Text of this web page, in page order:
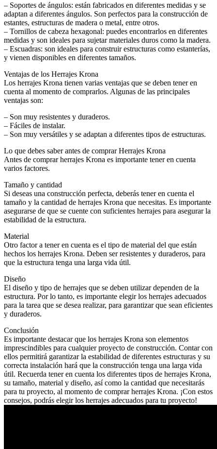
– Soportes de ángulos: están fabricados en diferentes medidas y se
adaptan a diferentes ángulos. Son perfectos para la construcción de
estantes, estructuras de madera o metal, entre otros.
– Tornillos de cabeza hexagonal: puedes encontrarlos en diferentes
medidas y son ideales para sujetar materiales duros como la madera.
– Escuadras: son ideales para construir estructuras como estanterías,
y vienen disponibles en diferentes tamaños.
Ventajas de los Herrajes Krona
Los herrajes Krona tienen varias ventajas que se deben tener en
cuenta al momento de comprarlos. Algunas de las principales
ventajas son:
– Son muy resistentes y duraderos.
– Fáciles de instalar.
– Son muy versátiles y se adaptan a diferentes tipos de estructuras.
Lo que debes saber antes de comprar Herrajes Krona
Antes de comprar herrajes Krona es importante tener en cuenta
varios factores.
Tamaño y cantidad
Si deseas una construcción perfecta, deberás tener en cuenta el
tamaño y la cantidad de herrajes Krona que necesitas. Es importante
asegurarse de que se cuente con suficientes herrajes para asegurar la
estabilidad de la estructura.
Material
Otro factor a tener en cuenta es el tipo de material del que están
hechos los herrajes Krona. Deben ser resistentes y duraderos, para
que la estructura tenga una larga vida útil.
Diseño
El diseño y tipo de herrajes que se deben utilizar dependen de la
estructura. Por lo tanto, es importante elegir los herrajes adecuados
para la tarea que se desea realizar, para garantizar que sean eficientes
y duraderos.
Conclusión
Es importante destacar que los herrajes Krona son elementos
imprescindibles para cualquier proyecto de construcción. Contar con
ellos permitirá garantizar la estabilidad de diferentes estructuras y su
correcta instalación hará que la construcción tenga una larga vida
útil. Recuerda tener en cuenta los diferentes tipos de herrajes Krona,
su tamaño, material y diseño, así como la cantidad que necesitarás
para tu proyecto, al momento de comprar herrajes Krona. ¡Con estos
consejos, podrás elegir los herrajes adecuados para tu proyecto!